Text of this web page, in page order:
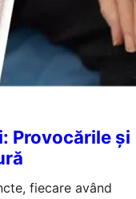
Provocările și
fiecare având